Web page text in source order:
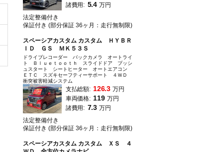
諸費用: 5.4 万円
法定整備付き
保証付き (部分保証 36ヶ月：走行無制限)
スペーシアカスタム カスタム ＨＹＢＲ
ＩＤ ＧＳ ＭＫ５３Ｓ
ドライブレコーダー バックカメラ オートライ
ト Ｂｌｕｅｔｏｏｔｈ スライドドア プッシ
ュスタート シートヒーター オートエアコン
ＥＴＣ スズキセーフティーサポート ４ＷＤ
衝突被害軽減システム
支払総額: 126.3 万円
車両価格: 119 万円
諸費用: 7.3 万円
法定整備付き
保証付き (部分保証 36ヶ月：走行無制限)
スペーシアカスタム カスタム ＸＳ ４